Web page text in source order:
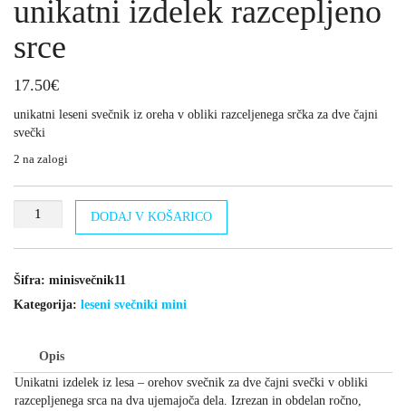
unikatni izdelek razcepljeno
srce
17.50€
unikatni leseni svečnik iz oreha v obliki razceljenega srčka za dve čajni
svečki
2 na zalogi
unikatni
količina
DODAJ V KOŠARICO
Šifra: minisvečnik11
Kategorija: leseni svečniki mini
Opis
Unikatni izdelek iz lesa – orehov svečnik za dve čajni svečki v obliki
razcepljenega srca na dva ujemajoča dela. Izrezan in obdelan ročno,